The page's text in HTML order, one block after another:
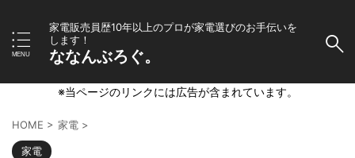
家電販売員歴10年以上のプロが家電選びのお手伝いを
します！
ななんぶろぐ。
※当ページのリンクには広告が含まれています。
HOME > 家電 >
家電